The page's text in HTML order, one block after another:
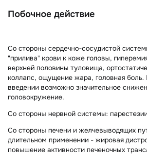
Побочное действие
Со стороны сердечно-сосудистой
"прилива" крови к коже головы,
верхней половины туловища,
коллапс, ощущение жара, головная
введении возможно значительное
головокружение.
Со стороны нервной системы:
Со стороны печени и желчевыводящих
длительном применении - жировая
повышение активности печеночных